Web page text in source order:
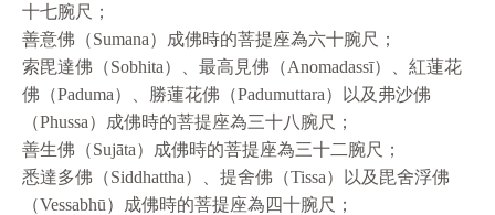
十七腕尺；
善意佛（Sumana）成佛時的菩提座為六十腕尺；
索毘達佛（Sobhita）、最高見佛（Anomadassī）、紅蓮花
佛（Paduma）、勝蓮花佛（Padumuttara）以及弗沙佛
（Phussa）成佛時的菩提座為三十八腕尺；
善生佛（Sujāta）成佛時的菩提座為三十二腕尺；
悉達多佛（Siddhattha）、提舍佛（Tissa）以及毘舍浮佛
（Vessabhū）成佛時的菩提座為四十腕尺；